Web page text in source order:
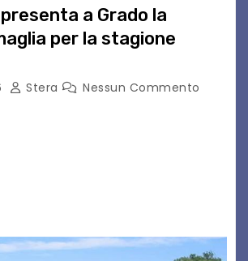
presenta a Grado la
per la stagione
Stera Nessun Commento